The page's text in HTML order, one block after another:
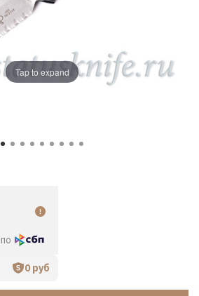
Tap to expand
0 руб